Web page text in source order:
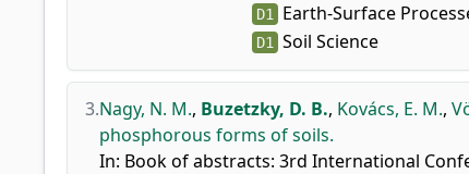
D1 Earth-Surface
D1 Soil Science
3.Nagy, N. M., Buzetzky, D. B., Kovács, E. M.,
phosphorous forms of soils.
In: Book of abstracts: 3rd International